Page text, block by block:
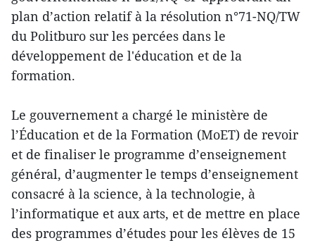
plan d’action relatif à la résolution n°71-NQ/TW
du Politburo sur les percées dans le
développement de l'éducation et de la
formation.
Le gouvernement a chargé le ministère de
l’Éducation et de la Formation (MoET) de revoir
et de finaliser le programme d’enseignement
général, d’augmenter le temps d’enseignement
consacré à la science, à la technologie, à
l’informatique et aux arts, et de mettre en place
des programmes d’études pour les élèves de 15